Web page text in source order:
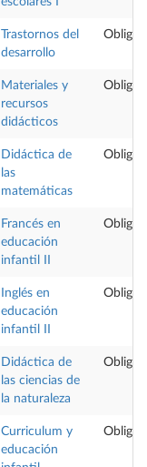
Trastornos del
desarrollo
Materiales y
recursos
didácticos
Didáctica de
las
matemáticas
Francés en
educación
infantil II
Inglés en
educación
infantil II
Didáctica de
las ciencias de
la naturaleza
Curriculum y
educación